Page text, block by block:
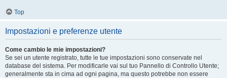
Top
Impostazioni e preferenze utente
Come cambio le mie impostazioni?
Se sei un utente registrato, tutte le tue impostazioni sono conservate nel
database del sistema. Per modificarle vai sul tuo Pannello di Controllo Utente;
generalmente sta in cima ad ogni pagina, ma questo potrebbe non essere